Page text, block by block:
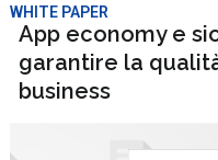
WHITE PAPER
App economy e
garantire la
business